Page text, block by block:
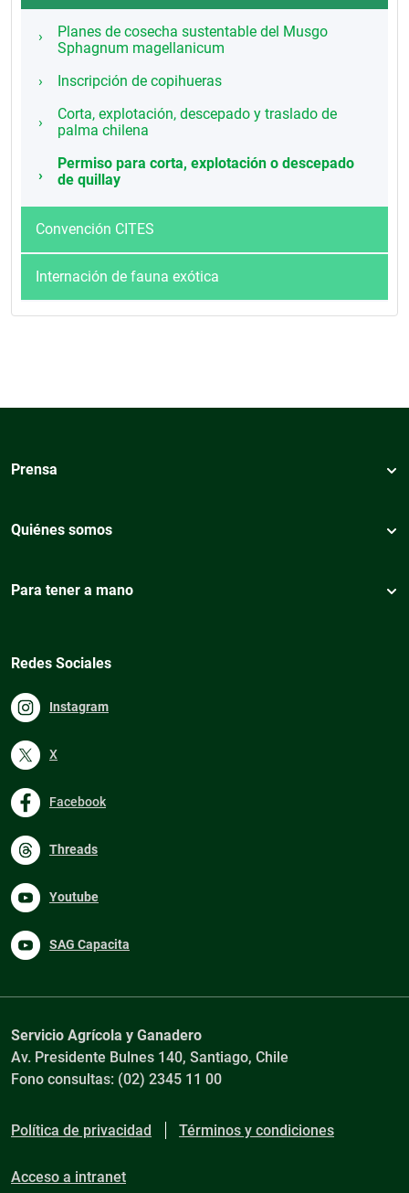
Planes de cosecha sustentable del Musgo
Sphagnum magellanicum
Inscripción de copihueras
Corta, explotación, descepado y traslado de
palma chilena
Permiso para corta, explotación o descepado
de quillay
Convención CITES
Internación de fauna exótica
Prensa
Quiénes somos
Para tener a mano
Redes Sociales
Instagram
X
Facebook
Threads
Youtube
SAG Capacita
Servicio Agrícola y Ganadero
Av. Presidente Bulnes 140, Santiago, Chile
Fono consultas: (02) 2345 11 00
Política de privacidad Términos y condiciones
Acceso a intranet